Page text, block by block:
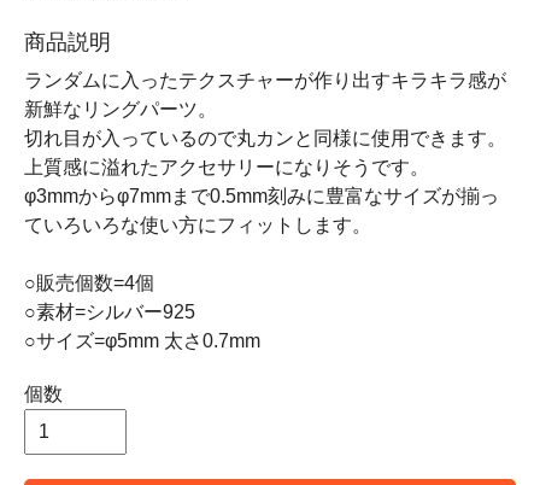
商品説明
ランダムに入ったテクスチャーが作り出すキラキラ感が
新鮮なリングパーツ。
切れ目が入っているので丸カンと同様に使用できます。
上質感に溢れたアクセサリーになりそうです。
φ3mmからφ7mmまで0.5mm刻みに豊富なサイズが揃っ
ていろいろな使い方にフィットします。
○販売個数=4個
○素材=シルバー925
○サイズ=φ5mm 太さ0.7mm
個数